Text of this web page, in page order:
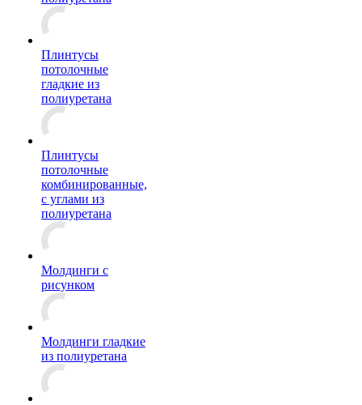
Плинтусы
потолочные
гладкие из
полиуретана
Плинтусы
потолочные
комбинированные,
с углами из
полиуретана
Молдинги c
рисунком
Молдинги гладкие
из полиуретана